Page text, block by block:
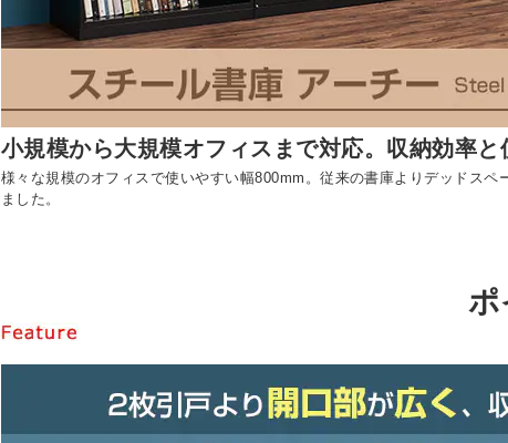
小規模から大規模オフィスまで対応。収納効率と
様々な規模のオフィスで使いやすい幅800mm。従来の書庫よりデッドス
ました。
ポ